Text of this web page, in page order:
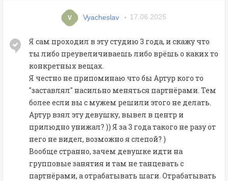
V Vyacheslav 17.06.2025
Я сам проходил в эту студию 3 года, и скажу что
ты либо преувеличиваешь либо врёшь о каких то
конкретных вещах.
Я честно не припоминаю что бы Артур кого то
"заставлял" насильно меняться партнёрами. Тем
более если вы с мужем решили этого не делать.
Артур взял эту девушку, вывел в центр и
прилюдно унижал? )) Я за 3 года такого не разу от
него не видел, возможно я слепой? )
Вообще странно, зачем девушке идти на
групповые занятия и там не танцевать с
партнёрами, а отрабатывать шаги. Отрабатывать